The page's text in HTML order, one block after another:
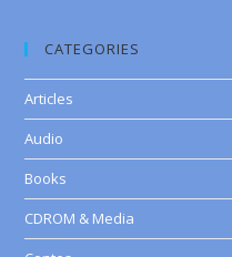
CATEGORIES
Articles
Audio
Books
CDROM & Media